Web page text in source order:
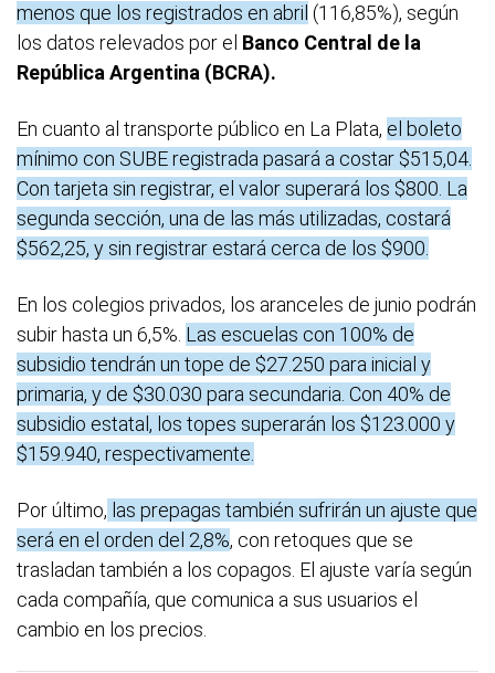
menos que los registrados en abril (116,85%), según
los datos relevados por el Banco Central de la
República Argentina (BCRA).
En cuanto al transporte público en La Plata, el boleto
mínimo con SUBE registrada pasará a costar $515,04.
Con tarjeta sin registrar, el valor superará los $800. La
segunda sección, una de las más utilizadas, costará
$562,25, y sin registrar estará cerca de los $900.
En los colegios privados, los aranceles de junio podrán
subir hasta un 6,5%. Las escuelas con 100% de
subsidio tendrán un tope de $27.250 para inicial y
primaria, y de $30.030 para secundaria. Con 40% de
subsidio estatal, los topes superarán los $123.000 y
$159.940, respectivamente.
Por último, las prepagas también sufrirán un ajuste que
será en el orden del 2,8%, con retoques que se
trasladan también a los copagos. El ajuste varía según
cada compañía, que comunica a sus usuarios el
cambio en los precios.